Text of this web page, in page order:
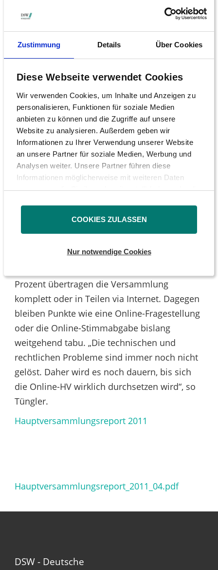
Zustimmung Details Über Cookies
Diese Webseite verwendet Cookies
Wir verwenden Cookies, um Inhalte und Anzeigen zu
personalisieren, Funktionen für soziale Medien
anbieten zu können und die Zugriffe auf unsere
Website zu analysieren. Außerdem geben wir
Informationen zu Ihrer Verwendung unserer Website
an unsere Partner für soziale Medien, Werbung und
Analysen weiter. Unsere Partner führen diese
Informationen möglicherweise mit weiteren Daten
zusammen, die Sie ihnen bereitgestellt haben oder die
COOKIES ZULASSEN
Nur notwendige Cookies
durchschnittliche Zustimmungsquote bei 86,7
Die erhobenen Präsenzzahlen sind mit
durchschnittlich 59,94 Prozent der Aktionäre
im Vergleich zum Vorjahr (57,78 Prozent)
(58,12 Prozent) ist der Wert leicht im Plus.
„Zur langfristigen Sicherung der
Aktionärsdemokratie wäre eine
Beteiligungsquote deutlich oberhalb der 60-
Prozent-Marke wünschenswert“, sagt Tüngler.
Erstmals analysiert wurde auch, inwieweit die
Online-Hauptversammlung Gebrauch
machen. Insgesamt zeigt der Report, dass
Übertragungen etablieren. 19 Prozent der
Prozent übertragen die Versammlung
komplett oder in Teilen via Internet. Dagegen
bleiben Punkte wie eine Online-Fragestellung
oder die Online-Stimmabgabe bislang
weitgehend tabu. „Die technischen und
rechtlichen Probleme sind immer noch nicht
gelöst. Daher wird es noch dauern, bis sich
die Online-HV wirklich durchsetzen wird“, so
Tüngler.
Hauptversammlungsreport 2011
Hauptversammlungsreport_2011_04.pdf
DSW - Deutsche